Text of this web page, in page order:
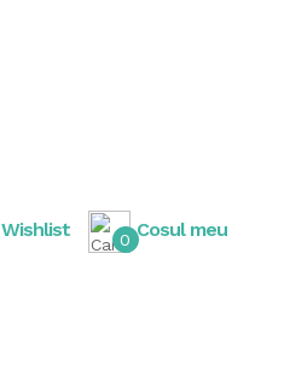
Wishlist 0 Cosul meu